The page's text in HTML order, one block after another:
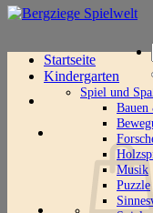
Startseite
Kindergarten
Spiel und
Musik
Puzzle